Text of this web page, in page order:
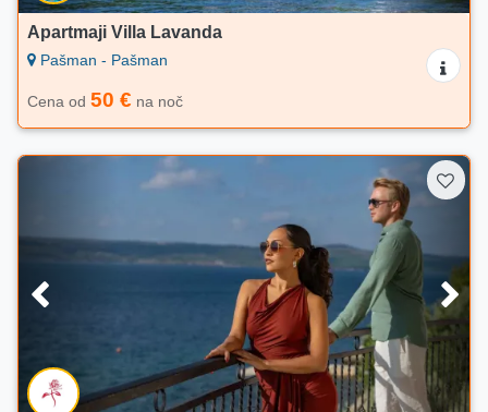
Apartmaji Villa Lavanda
Pašman - Pašman
Cena od 50 € na noč